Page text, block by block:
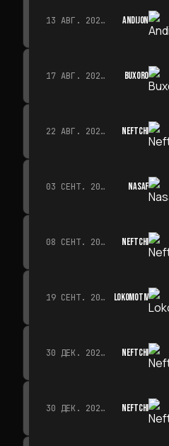
13 АВГ. 2026 Г. · 14:00 ANDIJON
17 АВГ. 2026 Г. · 19:00 BUXORO
22 АВГ. 2026 Г. · 19:00 NEFTCHI
03 СЕНТ. 2026 Г. · 19:00 NASAF
08 СЕНТ. 2026 Г. · 19:00 NEFTCHI
19 СЕНТ. 2026 Г. · 19:00 LOKOMOTIV
30 ДЕК. 2026 Г. · 19:00 NEFTCHI
30 ДЕК. 2026 Г. · 19:00 NEFTCHI